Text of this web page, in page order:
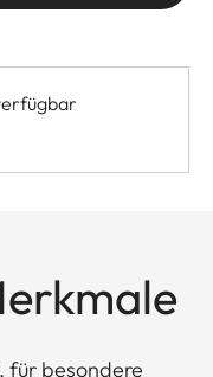
für besondere